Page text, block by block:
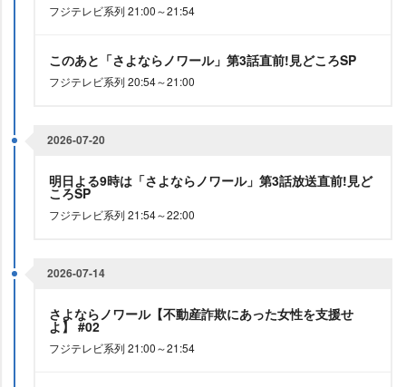
フジテレビ系列 21:00～21:54
このあと「さよならノワール」第3話直前!見どころSP
フジテレビ系列 20:54～21:00
2026-07-20
明日よる9時は「さよならノワール」第3話放送直前!見ど
ころSP
フジテレビ系列 21:54～22:00
2026-07-14
さよならノワール【不動産詐欺にあった女性を支援せ
よ】 #02
フジテレビ系列 21:00～21:54